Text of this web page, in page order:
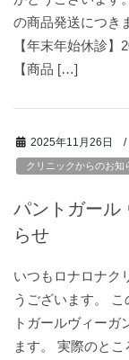
の商品発送につき
【年末年始休診
【商品 […]
2025年11月26日 /
クリニックからのお知
パントガール
らせ
いつもロナロナク
うございます。
トガールヴィーガ
ます。 実際のと